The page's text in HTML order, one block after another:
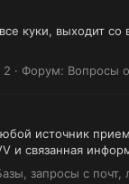
куки, выходит
2 Форум: Вопросы
источник
и связанная
запросы с почт,